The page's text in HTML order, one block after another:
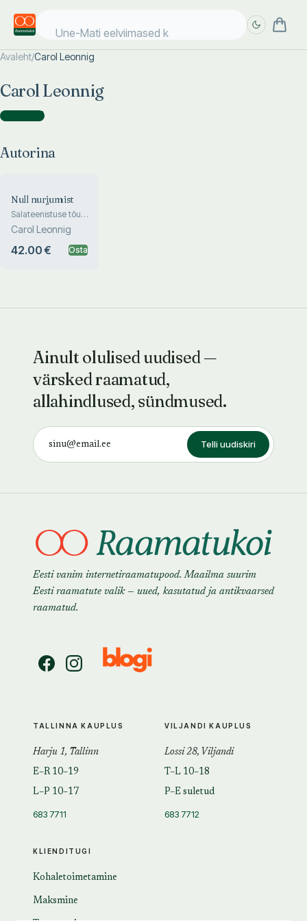
Une-Mati eelviimased ki
Avaleht/Carol Leonnig
Carol Leonnig
Autorina )
Autorina
Null nurjumist
Salateenistuse tõus
ja langus
Carol Leonnig
42.00 € Osta
Ainult olulised uudised —
värsked raamatud,
allahindlused, sündmused.
Telli uudiskiri
Eesti vanim internetiraamatupood. Maailma suurim
Eesti raamatute valik — uued, kasutatud ja antikvaarsed
raamatud.
KLIENDITUGI
Kohaletoimetamine
Maksmine
TALLINNA KAUPLUS
Harju 1, Tallinn
E–R 10–19
L–P 10–17
683 7711
VILJANDI KAUPLUS
Lossi 28, Viljandi
T–L 10–18
P–E suletud
683 7712